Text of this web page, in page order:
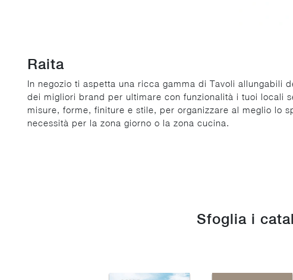
Raita
In negozio ti aspetta una ricca gamma di Tavoli
dei migliori brand per ultimare con funzionalità i tuoi locali
misure, forme, finiture e stile, per organizzare al meglio lo
necessità per la zona giorno o la zona cucina.
Sfoglia i